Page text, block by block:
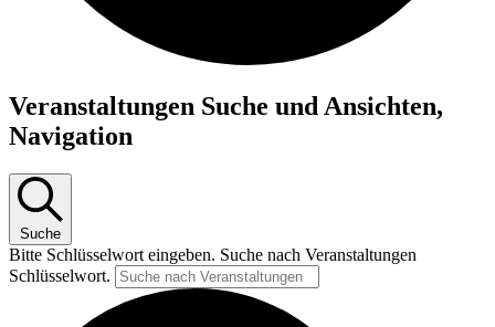
Veranstaltungen
Veranstaltungen Suche und Ansichten,
Navigation
Suche
Bitte Schlüsselwort eingeben. Suche nach Veranstaltungen
Schlüsselwort.